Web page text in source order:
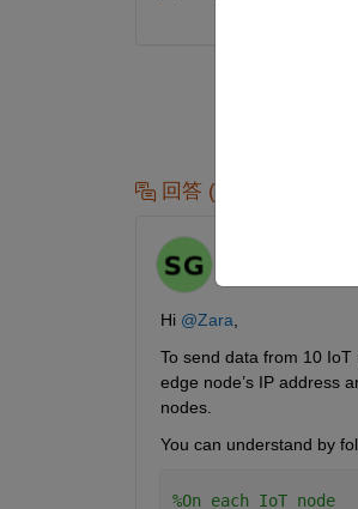
回答 (1 件)
Hi @Zara,
To send data from 10
edge node’s IP address
nodes.
You can understand by
%On each IoT node